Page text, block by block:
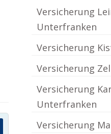
Versicherung
Unterfranken
Versicherung
Versicherung
Versicherung
Unterfranken
Versicherung